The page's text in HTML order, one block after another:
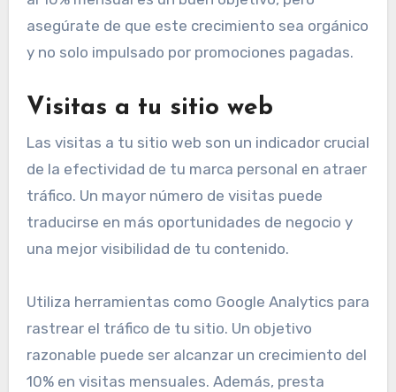
asegúrate de que este crecimiento sea orgánico
y no solo impulsado por promociones pagadas.
Visitas a tu sitio web
Las visitas a tu sitio web son un indicador crucial
de la efectividad de tu marca personal en atraer
tráfico. Un mayor número de visitas puede
traducirse en más oportunidades de negocio y
una mejor visibilidad de tu contenido.
Utiliza herramientas como Google Analytics para
rastrear el tráfico de tu sitio. Un objetivo
razonable puede ser alcanzar un crecimiento del
10% en visitas mensuales. Además, presta